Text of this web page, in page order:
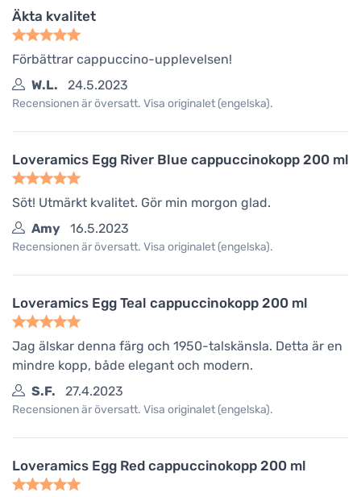
Äkta kvalitet
Förbättrar cappuccino-upplevelsen!
W.L.
24.5.2023
Recensionen är översatt. Visa originalet (engelska).
Loveramics Egg River Blue cappuccinokopp 200 ml
Söt! Utmärkt kvalitet. Gör min morgon glad.
Amy
16.5.2023
Recensionen är översatt. Visa originalet (engelska).
Loveramics Egg Teal cappuccinokopp 200 ml
Jag älskar denna färg och 1950-talskänsla. Detta är en
mindre kopp, både elegant och modern.
S.F.
27.4.2023
Recensionen är översatt. Visa originalet (engelska).
Loveramics Egg Red cappuccinokopp 200 ml